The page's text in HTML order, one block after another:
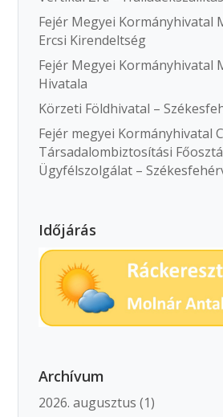
Fejér Megyei Kormányhivatal
Ercsi Kirendeltség
Fejér Megyei Kormányhivatal
Hivatala
Körzeti Földhivatal –
Fejér megyei Kormányhivatal
Társadalombiztosítási
Ügyfélszolgálat –
Időjárás
Archívum
2026. augusztus (1)